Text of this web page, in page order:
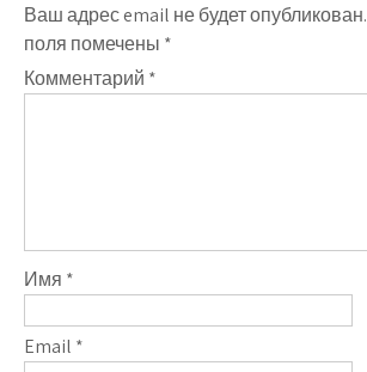
Ваш адрес email не будет опубликован.
поля помечены *
Комментарий *
Имя *
Email *